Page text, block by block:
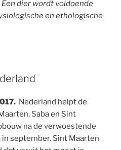
dier wordt voldoende
en ethologische
Nederland helpt de
Saba en Sint
na de verwoestende
september. Sint Maarten